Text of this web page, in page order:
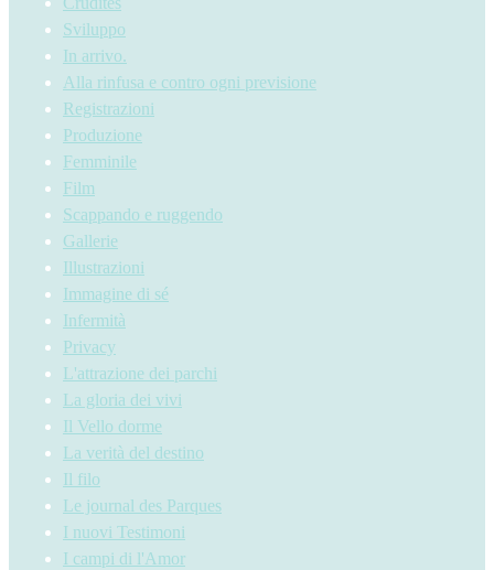
Sviluppo
In arrivo.
Alla rinfusa e contro ogni previsione
Registrazioni
Produzione
Femminile
Film
Scappando e ruggendo
Gallerie
Illustrazioni
Immagine di sé
Infermità
Privacy
L'attrazione dei parchi
La gloria dei vivi
Il Vello dorme
La verità del destino
Il filo
Le journal des Parques
I nuovi Testimoni
I campi di l'Amor